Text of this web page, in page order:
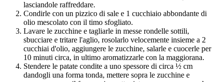
lasciandole raffreddare.
Condirle con un pizzico di sale e 1 cucchiaio abbondante di
olio mescolato con il timo sfogliato.
Lavare le zucchine e tagliarle in messe rondelle sottili,
sbucciare e tritare l'aglio, rosolarlo velocemente insieme a 2
cucchiai d'olio, aggiungere le zucchine, salarle e cuocerle per
10 minuti circa, in ultimo aromatizzarle con la maggiorana.
Stendere le patate condite a uno spessore di circa ½ cm
dandogli una forma tonda, mettere sopra le zucchine e